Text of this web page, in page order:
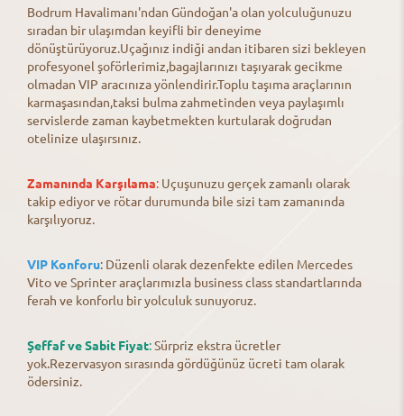
Bodrum Havalimanı'ndan Gündoğan'a olan yolculuğunuzu
sıradan bir ulaşımdan keyifli bir deneyime
dönüştürüyoruz.Uçağınız indiği andan itibaren sizi bekleyen
profesyonel şoförlerimiz,bagajlarınızı taşıyarak gecikme
olmadan VIP aracınıza yönlendirir.Toplu taşıma araçlarının
karmaşasından,taksi bulma zahmetinden veya paylaşımlı
servislerde zaman kaybetmekten kurtularak doğrudan
otelinize ulaşırsınız.
Zamanında Karşılama: Uçuşunuzu gerçek zamanlı olarak
takip ediyor ve rötar durumunda bile sizi tam zamanında
karşılıyoruz.
VIP Konforu: Düzenli olarak dezenfekte edilen Mercedes
Vito ve Sprinter araçlarımızla business class standartlarında
ferah ve konforlu bir yolculuk sunuyoruz.
Şeffaf ve Sabit Fiyat:Sürpriz ekstra ücretler
yok.Rezervasyon sırasında gördüğünüz ücreti tam olarak
ödersiniz.